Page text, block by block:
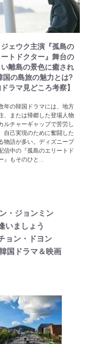
ェウク主演『孤島の
トドクター』舞台の
離島の景色に癒され
国の島旅の魅力とは?
ドラマ見どころ考察】
年の韓国ドラマには、地方
、または帰郷した登場人物
ルチャーギャップで苦労し
自己実現のために奮闘した
物語が多い。ディズニープ
信中の『孤島のエリートド
』もそのひと...
・ジョンミン
いましょう
ョン・ドヨン
国ドラマ＆映画